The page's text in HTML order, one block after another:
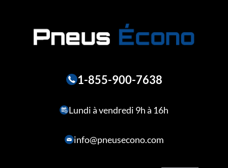
1-855-900-7638
Lundi à vendredi 9h à 16h
info@pneusecono.com